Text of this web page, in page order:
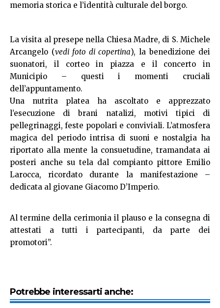
memoria storica e l’identità culturale del borgo.
La visita al presepe nella Chiesa Madre, di S. Michele
Arcangelo (vedi foto di copertina), la benedizione dei
suonatori, il corteo in piazza e il concerto in
Municipio – questi i momenti cruciali
dell’appuntamento.
Una nutrita platea ha ascoltato e apprezzato
l’esecuzione di brani natalizi, motivi tipici di
pellegrinaggi, feste popolari e conviviali. L’atmosfera
magica del periodo intrisa di suoni e nostalgia ha
riportato alla mente la consuetudine, tramandata ai
posteri anche su tela dal compianto pittore Emilio
Larocca, ricordato durante la manifestazione –
dedicata al giovane Giacomo D’Imperio.
Al termine della cerimonia il plauso e la consegna di
attestati a tutti i partecipanti, da parte dei
promotori”.
Potrebbe interessarti anche: